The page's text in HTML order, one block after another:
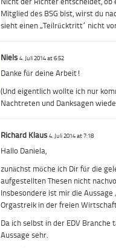
Mitglied des BSG bist, wirst du
sieht einen „Teilrücktritt“ nicht
Niels 4. Juli 2014 at 6:52
Danke für deine Arbeit!
(Und eigentlich wollte ich nur
Nachtreten und Danksagen
Richard Klaus 4. Juli 2014 at 7:18
Hallo Daniela,
zunächst möche ich Dir für die
aufgestellten Thesen nicht
Insbesondere ist mir die Aussage
Orgastreik in der freien
Da ich selbst in der EDV
Aussage sehr.